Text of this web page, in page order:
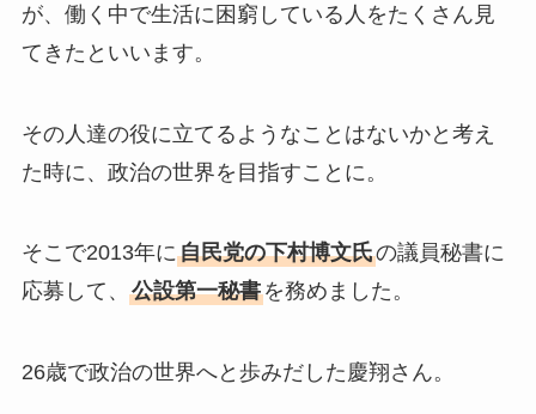
が、働く中で生活に困窮している人をたくさん見
てきたといいます。
その人達の役に立てるようなことはないかと考え
た時に、政治の世界を目指すことに。
そこで2013年に自民党の下村博文氏の議員秘書に
応募して、 公設第一秘書を務めました。
26歳で政治の世界へと歩みだした慶翔さん。